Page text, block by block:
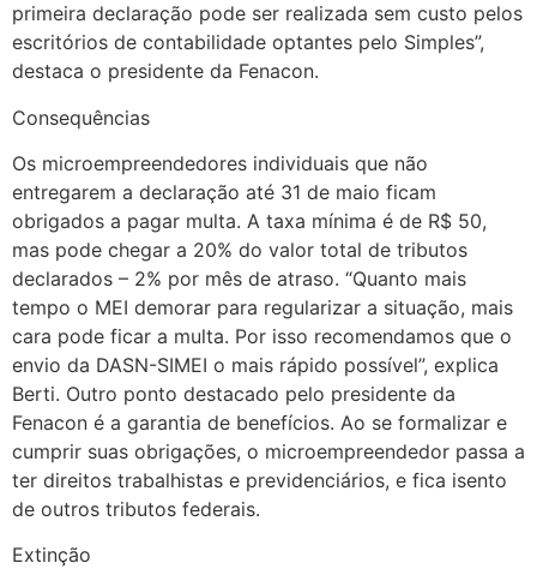
primeira declaração pode ser realizada sem custo pelos
escritórios de contabilidade optantes pelo Simples”,
destaca o presidente da Fenacon.
Consequências
Os microempreendedores individuais que não
entregarem a declaração até 31 de maio ficam
obrigados a pagar multa. A taxa mínima é de R$ 50,
mas pode chegar a 20% do valor total de tributos
declarados – 2% por mês de atraso. “Quanto mais
tempo o MEI demorar para regularizar a situação, mais
cara pode ficar a multa. Por isso recomendamos que o
envio da DASN-SIMEI o mais rápido possível”, explica
Berti. Outro ponto destacado pelo presidente da
Fenacon é a garantia de benefícios. Ao se formalizar e
cumprir suas obrigações, o microempreendedor passa a
ter direitos trabalhistas e previdenciários, e fica isento
de outros tributos federais.
Extinção